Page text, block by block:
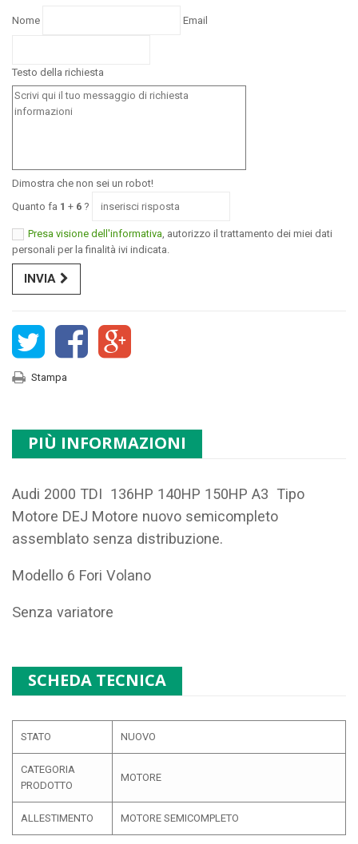
Nome Email
Testo della richiesta
Dimostra che non sei un robot!
Quanto fa 1 + 6 ?
Presa visione dell'informativa, autorizzo il trattamento dei miei dati
personali per la finalità ivi indicata.
INVIA
Stampa
PIÙ INFORMAZIONI
Audi 2000 TDI 136HP 140HP 150HP A3 Tipo
Motore DEJ Motore nuovo semicompleto
assemblato senza distribuzione.
Modello 6 Fori Volano
Senza variatore
SCHEDA TECNICA
STATO NUOVO
CATEGORIA
PRODOTTO
MOTORE
ALLESTIMENTO MOTORE SEMICOMPLETO